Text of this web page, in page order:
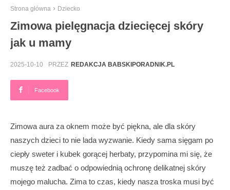
Strona główna Dziecko
Zimowa pielęgnacja dziecięcej skóry
jak u mamy
2025-10-10 PRZEZ REDAKCJA BABSKIPORADNIK.PL
Facebook
Zimowa aura za oknem może być piękna, ale dla skóry
naszych dzieci to nie lada wyzwanie. Kiedy sama sięgam po
ciepły sweter i kubek gorącej herbaty, przypomina mi się, że
muszę też zadbać o odpowiednią ochronę delikatnej skóry
mojego malucha. Zima to czas, kiedy nasza troska musi być